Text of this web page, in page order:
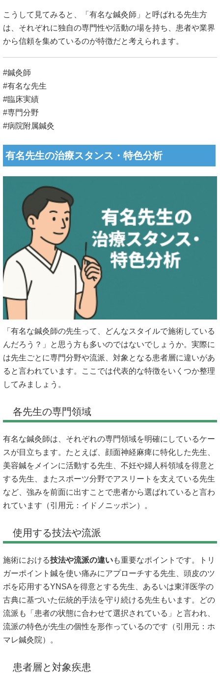
こうして見てみると、「有名な鍼灸師」と呼ばれる先生方
は、それぞれに独自の専門性や活動の場を持ち、患者や業界
から信頼を集めているのが特徴だと考えられます。
#鍼灸師
#有名な先生
#臨床実績
#専門分野
#病院附属鍼灸
有名先生の治療スタンス・特色分析
「有名な鍼灸師の先生って、どんなスタイルで施術している
んだろう？」と思う方も多いのではないでしょうか。実際に
は先生ごとに専門分野や流派、対象となる患者層に違いがあ
ると言われています。ここでは代表的な特徴をいくつか整理
してみましょう。
各先生の専門領域
有名な鍼灸師は、それぞれの専門領域を明確にしているケー
スが目立ちます。たとえば、顔面神経麻痺に特化した先生、
美容鍼をメインに活動する先生、不妊や婦人科領域を得意と
する先生、またスポーツ分野でアスリートを支えている先生
など、強みを前面に出すことで患者から選ばれていると言わ
れています（引用元： イドノニッポン）。
使用する技法や流派
施術における技法や流派の違いも重要なポイントです。トリ
ガーポイント鍼を使い痛みにアプローチする先生、頭皮のツ
ボを応用するYNSAを得意とする先生、あるいは東洋医学の
古典に基づいた伝統的手法を守り続ける先生もいます。どの
流派も「患者の状態に合わせて選択されている」と言われ、
流派の特色が先生の個性を形作っているのです（引用元： ホ
マレ鍼灸院）。
患者層と対象疾患